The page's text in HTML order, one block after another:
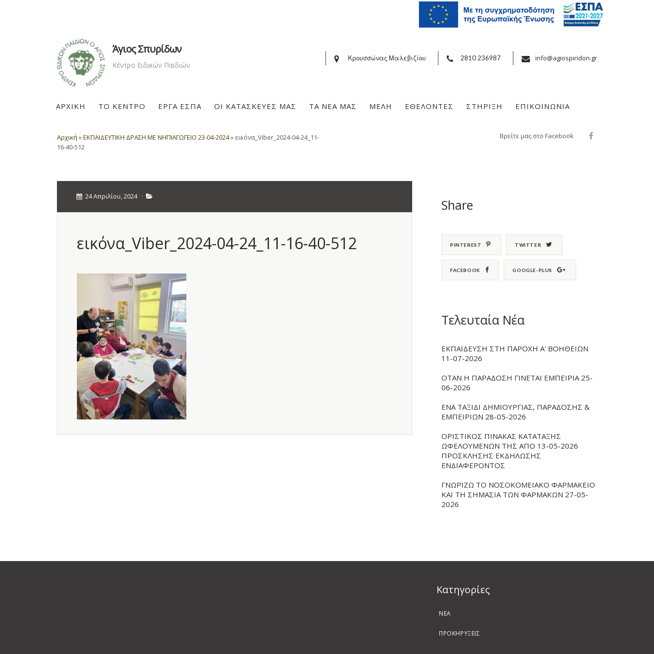
Άγιος Σπυρίδων
Κέντρο Ειδικών Παιδιών
Κρουσσώνας Μαλεβιζίου 2810 236987 info@agiospiridon.gr
ΑΡΧΙΚΗ ΤΟ ΚΕΝΤΡΟ ΕΡΓΑ ΕΣΠΑ ΟΙ ΚΑΤΑΣΚΕΥΕΣ ΜΑΣ ΤΑ ΝΕΑ ΜΑΣ ΜΕΛΗ ΕΘΕΛΟΝΤΕΣ ΣΤΗΡΙΞΗ ΕΠΙΚΟΙΝΩΝΙΑ
Αρχική »ΕΚΠΑΙΔΕΥΤΙΚΗ ΔΡΑΣΗ ΜΕ ΝΗΠΙΑΓΩΓΕΙΟ 23-04-2024» εικόνα_Viber_2024-04-24_11-
16-40-512
Βρείτε μας στο Facebook
24 Απριλίου, 2024 ·
εικόνα_Viber_2024-04-24_11-16-40-512
Share
PINTEREST TWITTER
FACEBOOK GOOGLE-PLUS
Τελευταία Νέα
ΕΚΠΑΙΔΕΥΣΗ ΣΤΗ ΠΑΡΟΧΗ Α' ΒΟΗΘΕΙΩΝ
11-07-2026
ΟΤΑΝ Η ΠΑΡΑΔΟΣΗ ΓΙΝΕΤΑΙ ΕΜΠΕΙΡΙΑ 25-
06-2026
ΕΝΑ ΤΑΞΙΔΙ ΔΗΜΙΟΥΡΓΙΑΣ, ΠΑΡΑΔΟΣΗΣ &
ΕΜΠΕΙΡΙΩΝ 28-05-2026
ΟΡΙΣΤΙΚΟΣ ΠΙΝΑΚΑΣ ΚΑΤΑΤΑΞΗΣ
ΩΦΕΛΟΥΜΕΝΩΝ ΤΗΣ ΑΠΟ 13-05-2026
ΠΡΟΣΚΛΗΣΗΣ ΕΚΔΗΛΩΣΗΣ
ΕΝΔΙΑΦΕΡΟΝΤΟΣ
ΓΝΩΡΙΖΩ ΤΟ ΝΟΣΟΚΟΜΕΙΑΚΟ ΦΑΡΜΑΚΕΙΟ
ΚΑΙ ΤΗ ΣΗΜΑΣΙΑ ΤΩΝ ΦΑΡΜΑΚΩΝ 27-05-
2026
Kατηγορίες
ΝΕΑ
ΠΡΟΚΗΡΥΞΕΙΣ